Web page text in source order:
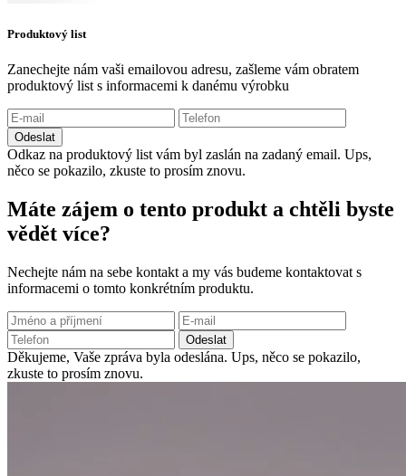
Produktový list
Zanechejte nám vaši emailovou adresu, zašleme vám obratem
produktový list s informacemi k danému výrobku
Odeslat
Odkaz na produktový list vám byl zaslán na zadaný email. Ups,
něco se pokazilo, zkuste to prosím znovu.
Máte zájem o tento produkt a chtěli byste
vědět více?
Nechejte nám na sebe kontakt a my vás budeme kontaktovat s
informacemi o tomto konkrétním produktu.
Odeslat
Děkujeme, Vaše zpráva byla odeslána. Ups, něco se pokazilo,
zkuste to prosím znovu.